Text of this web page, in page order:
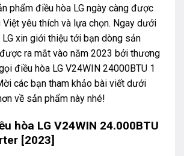
phẩm điều hòa LG ngày càng được
yêu thích và lựa chọn. Ngay dưới
xin giới thiệu tới bạn dòng sản
ra mắt vào năm 2023 bởi thương
điều hòa LG V24WIN 24000BTU 1
các bạn tham khảo bài viết dưới
về sản phẩm này nhé!
hòa LG V24WIN 24.000BTU
[2023]